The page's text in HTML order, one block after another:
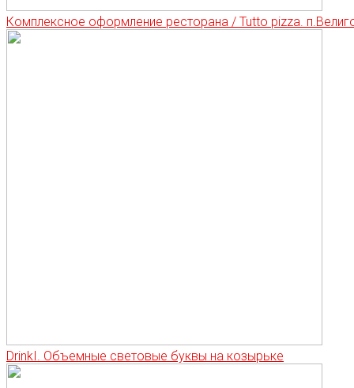
Комплексное оформление ресторана / Tutto pizza.
DrinkI. Объемные световые буквы на козырьке